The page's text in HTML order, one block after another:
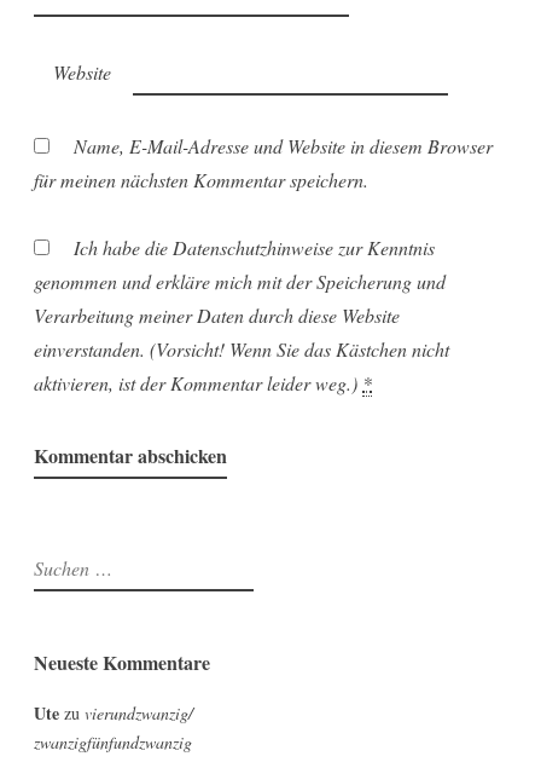
Website
Name, E-Mail-Adresse und Website in diesem Browser
für meinen nächsten Kommentar speichern.
Ich habe die Datenschutzhinweise zur Kenntnis
genommen und erkläre mich mit der Speicherung und
Verarbeitung meiner Daten durch diese Website
einverstanden. (Vorsicht! Wenn Sie das Kästchen nicht
aktivieren, ist der Kommentar leider weg.) *
Suchen
nach:
Neueste Kommentare
Ute zu vierundzwanzig/
zwanzigfünfundzwanzig